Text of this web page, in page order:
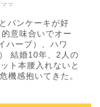
マ
パンケーキが好
意味合いでオー
ハーブ）、ハワ
結婚10年、2人の
ト本腰入れないと
機感抱いてきた。